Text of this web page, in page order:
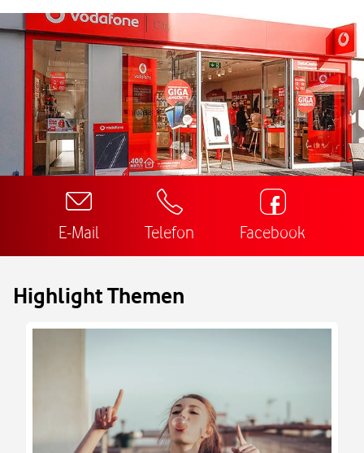
E-Mail Telefon Facebook
Highlight Themen